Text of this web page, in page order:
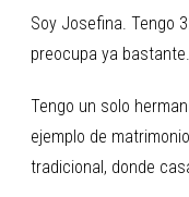
Soy Josefina. Tengo
preocupa ya bastante.
Tengo un solo
ejemplo de
tradicional, donde